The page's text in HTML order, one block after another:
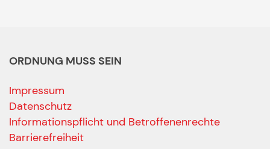
ORDNUNG MUSS SEIN
Impressum
Datenschutz
Informationspflicht und Betroffenenrechte
Barrierefreiheit